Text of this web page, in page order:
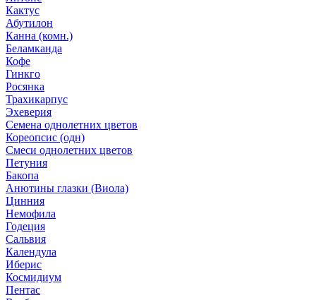
Кактус
Абутилон
Канна (комн.)
Беламканда
Кофе
Гинкго
Росянка
Трахикарпус
Эхеверия
Семена однолетних цветов
Кореопсис (одн)
Смеси однолетних цветов
Петуния
Бакопа
Анютины глазки (Виола)
Цинния
Немофила
Годеция
Сальвия
Календула
Иберис
Космидиум
Пентас